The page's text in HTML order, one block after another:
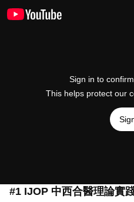
Sign in to
This helps protect our
#1 IJOP 中西合醫理論實